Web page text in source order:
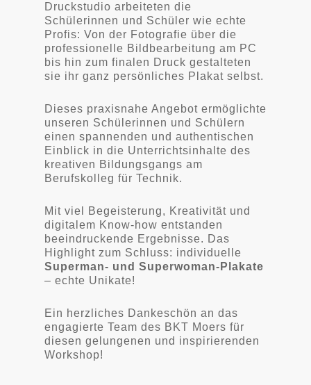
Druckstudio arbeiteten die
Schülerinnen und Schüler wie echte
Profis: Von der Fotografie über die
professionelle Bildbearbeitung am PC
bis hin zum finalen Druck gestalteten
sie ihr ganz persönliches Plakat selbst.
Dieses praxisnahe Angebot ermöglichte
unseren Schülerinnen und Schülern
einen spannenden und authentischen
Einblick in die Unterrichtsinhalte des
kreativen Bildungsgangs am
Berufskolleg für Technik.
Mit viel Begeisterung, Kreativität und
digitalem Know-how entstanden
beeindruckende Ergebnisse. Das
Highlight zum Schluss: individuelle
Superman- und Superwoman-Plakate
– echte Unikate!
Ein herzliches Dankeschön an das
engagierte Team des BKT Moers für
diesen gelungenen und inspirierenden
Workshop!